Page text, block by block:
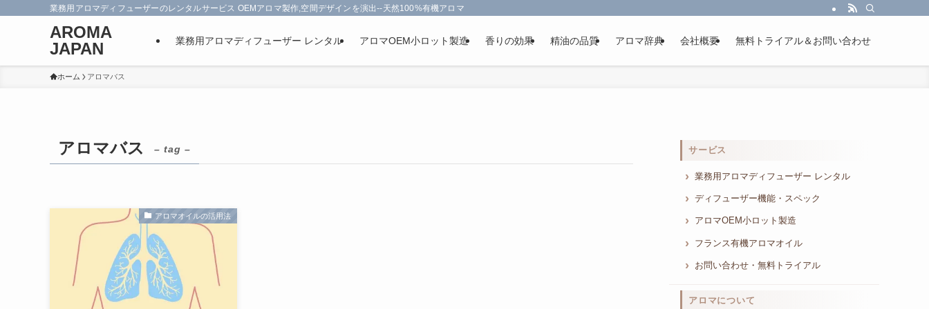
業務用アロマディフューザーのレンタルサービス OEMアロマ製作,空間デザインを演出--天然100%有機アロマオイルを使用-フランス政府認定
AROMA
JAPAN
業務用アロマディフューザー レンタル アロマOEM小ロット製造 香りの効果 精油の品質 アロマ辞典 会社概要 無料トライアル＆お問い合わせ
ホーム アロマバス
アロマバス – tag –
アロマオイルの活用法
サービス
業務用アロマディフューザー レンタル
ディフューザー機能・スペック
アロマOEM小ロット製造
フランス有機アロマオイル
お問い合わせ・無料トライアル
アロマについて